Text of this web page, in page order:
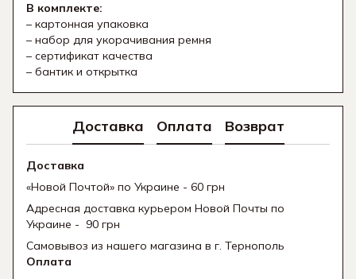
В комплекте:
– картонная упаковка
– набор для укорачивания ремня
– сертификат качества
– бантик и открытка
Доставка Оплата Возврат
Доставка
«Новой Почтой» по Украине - 60 грн
Адресная доставка курьером Новой Почты по
Украине - 90 грн
Самовывоз из нашего магазина в г. Тернополь
Оплата